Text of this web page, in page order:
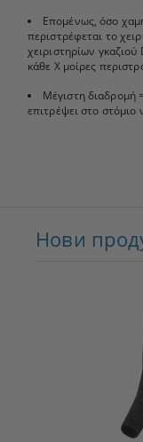
Επομένως, όσο
περιστρέφεται το
χειριστηρίων
κάθε X μοίρες
Μέγιστη διαδρομή
επιτρέψει στο στόμιο
Нови